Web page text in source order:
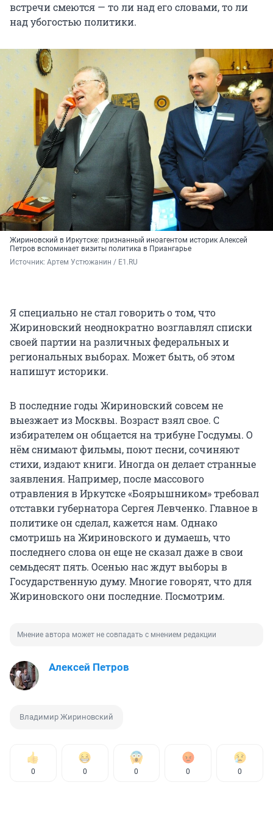
встречи смеются — то ли над его словами, то ли
над убогостью политики.
Жириновский в Иркутске: признанный иноагентом историк Алексей
Петров вспоминает визиты политика в Приангарье
Источник: Артем Устюжанин / E1.RU
Я специально не стал говорить о том, что
Жириновский неоднократно возглавлял списки
своей партии на различных федеральных и
региональных выборах. Может быть, об этом
напишут историки.
В последние годы Жириновский совсем не
выезжает из Москвы. Возраст взял свое. С
избирателем он общается на трибуне Госдумы. О
нём снимают фильмы, поют песни, сочиняют
стихи, издают книги. Иногда он делает странные
заявления. Например, после массового
отравления в Иркутске «Боярышником» требовал
отставки губернатора Сергея Левченко. Главное в
политике он сделал, кажется нам. Однако
смотришь на Жириновского и думаешь, что
последнего слова он еще не сказал даже в свои
семьдесят пять. Осенью нас ждут выборы в
Государственную думу. Многие говорят, что для
Жириновского они последние. Посмотрим.
Мнение автора может не совпадать с мнением редакции
Алексей Петров
Владимир Жириновский
0 0 0 0 0